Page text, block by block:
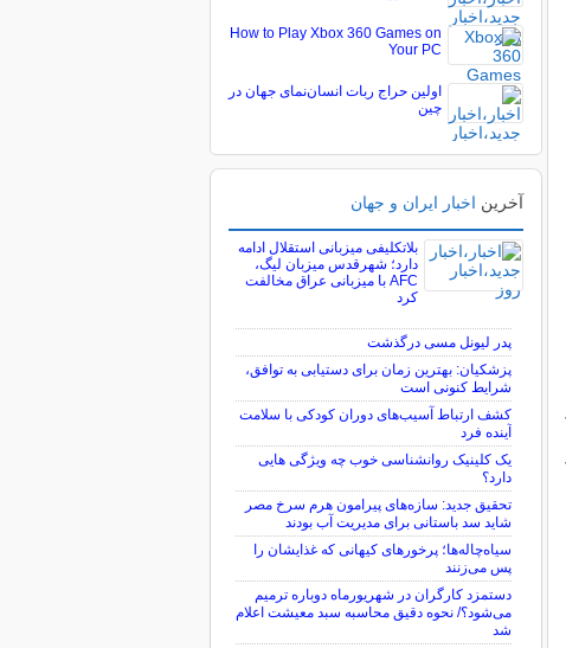
How to Play Xbox 360 Games on
Your PC
اولین حراج ربات انسان‌نمای جهان در
چین
آخرین اخبار ایران و جهان
بلاتکلیفی میزبانی استقلال ادامه
دارد؛ شهرقدس میزبان لیگ،
AFC با میزبانی عراق مخالفت
کرد
پدر لیونل مسی درگذشت
پزشکیان: بهترین زمان برای دستیابی به توافق،
شرایط کنونی است
کشف ارتباط آسیب‌های دوران کودکی با سلامت
آینده فرد
یک کلینیک روانشناسی خوب چه ویژگی هایی
دارد؟
تحقیق جدید: سازه‌های پیرامون هرم سرخ مصر
شاید سد باستانی برای مدیریت آب بودند
سیاه‌چاله‌ها؛ پرخورهای کیهانی که غذایشان را
پس می‌زنند
دستمزد کارگران در شهریورماه دوباره ترمیم
می‌شود؟/ نحوه دقیق محاسبه سبد معیشت اعلام
شد